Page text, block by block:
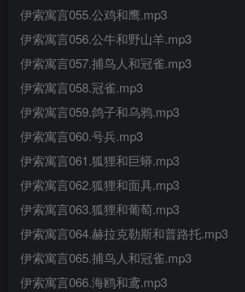
伊索寓言055.公鸡和鹰.mp3
伊索寓言056.公牛和野山羊.mp3
伊索寓言057.捕鸟人和冠雀.mp3
伊索寓言058.冠雀.mp3
伊索寓言059.鸽子和乌鸦.mp3
伊索寓言060.号兵.mp3
伊索寓言061.狐狸和巨蟒.mp3
伊索寓言062.狐狸和面具.mp3
伊索寓言063.狐狸和葡萄.mp3
伊索寓言064.赫拉克勒斯和普路托.mp3
伊索寓言065.捕鸟人和冠雀.mp3
伊索寓言066.海鸥和鸢.mp3